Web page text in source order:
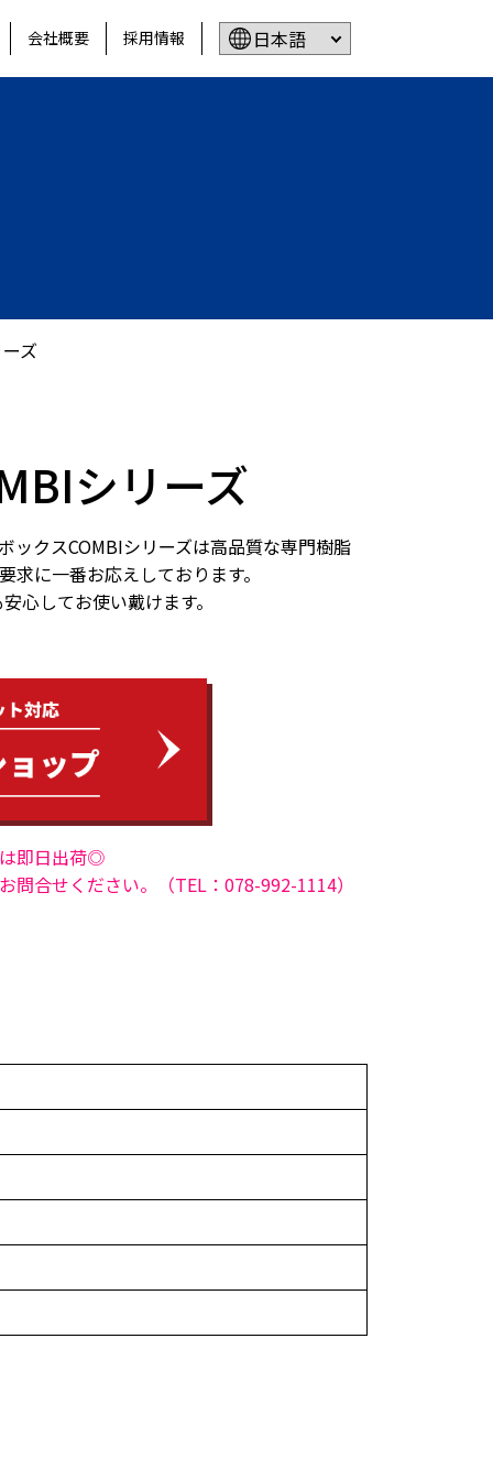
会社概要 採用情報
ズ
シリーズ
ックスCOMBIシリーズは高品質な専門樹脂
求に一番お応えしております。
心してお使い戴けます。
即日出荷◎
問合せください。（TEL：078-992-1114）